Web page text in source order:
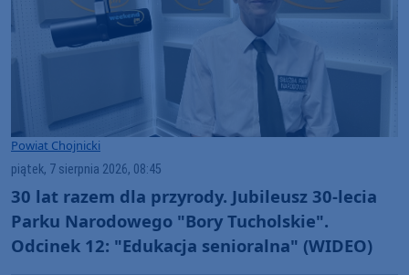
Powiat Chojnicki
piątek, 7 sierpnia 2026, 08:45
30 lat razem dla przyrody. Jubileusz 30-lecia
Parku Narodowego "Bory Tucholskie".
Odcinek 12: "Edukacja senioralna" (WIDEO)